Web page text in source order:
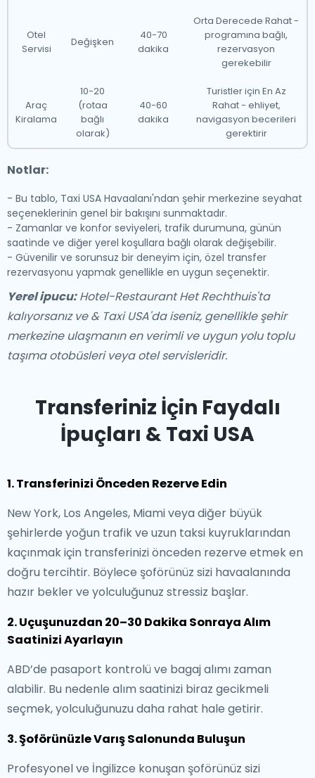
Otel
Servisi
Değişken
40-70
dakika
Orta Derecede Rahat -
programına bağlı,
rezervasyon
gerekebilir
Araç
Kiralama
10-20
(rotaa
bağlı
olarak)
40-60
dakika
Turistler için En Az
Rahat - ehliyet,
navigasyon becerileri
gerektirir
Notlar:
- Bu tablo, Taxi USA Havaalanı'ndan şehir merkezine seyahat
seçeneklerinin genel bir bakışını sunmaktadır.
- Zamanlar ve konfor seviyeleri, trafik durumuna, günün
saatinde ve diğer yerel koşullara bağlı olarak değişebilir.
- Güvenilir ve sorunsuz bir deneyim için, özel transfer
rezervasyonu yapmak genellikle en uygun seçenektir.
Yerel ipucu:Hotel-Restaurant Het Rechthuis'ta
kalıyorsanız ve & Taxi USA'da iseniz, genellikle şehir
merkezine ulaşmanın en verimli ve uygun yolu toplu
taşıma otobüsleri veya otel servisleridir.
Transferiniz İçin Faydalı
İpuçları & Taxi USA
1. Transferinizi Önceden Rezerve Edin
New York, Los Angeles, Miami veya diğer büyük
şehirlerde yoğun trafik ve uzun taksi kuyruklarından
kaçınmak için transferinizi önceden rezerve etmek en
doğru tercihtir. Böylece şoförünüz sizi havaalanında
hazır bekler ve yolculuğunuz stressiz başlar.
2. Uçuşunuzdan 20–30 Dakika Sonraya Alım
Saatinizi Ayarlayın
ABD’de pasaport kontrolü ve bagaj alımı zaman
alabilir. Bu nedenle alım saatinizi biraz gecikmeli
seçmek, yolculuğunuzu daha rahat hale getirir.
3. Şoförünüzle Varış Salonunda Buluşun
Profesyonel ve İngilizce konuşan şoförünüz sizi